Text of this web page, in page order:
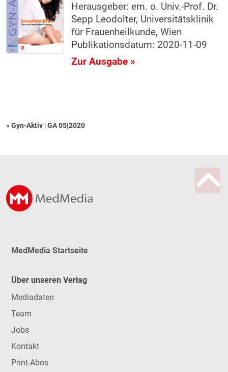
Herausgeber: em. o. Univ.-Prof. Dr.
Sepp Leodolter, Universitätsklinik
für Frauenheilkunde, Wien
Publikationsdatum: 2020-11-09
Zur Ausgabe »
« Gyn-Aktiv |GA 05|2020
MedMedia Startseite
Über unseren Verlag
Mediadaten
Team
Jobs
Kontakt
Print-Abos